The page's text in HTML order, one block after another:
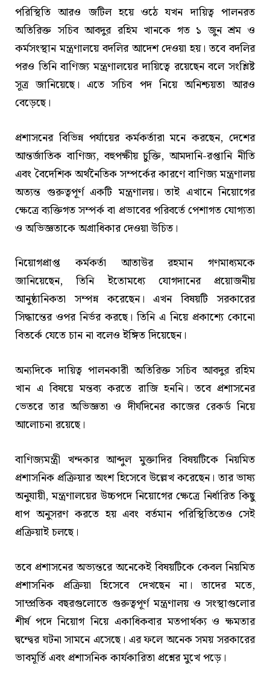
পরিস্থিতি আরও জটিল হয়ে ওঠে যখন দায়িত্ব পালনরত
অতিরিক্ত সচিব আবদুর রহিম খানকে গত ১ জুন শ্রম ও
কর্মসংস্থান মন্ত্রণালয়ে বদলির আদেশ দেওয়া হয়। তবে বদলির
পরও তিনি বাণিজ্য মন্ত্রণালয়ের দায়িত্বে রয়েছেন বলে সংশ্লিষ্ট
সূত্র জানিয়েছে। এতে সচিব পদ নিয়ে অনিশ্চয়তা আরও
বেড়েছে।
প্রশাসনের বিভিন্ন পর্যায়ের কর্মকর্তারা মনে করছেন, দেশের
আন্তর্জাতিক বাণিজ্য, বহুপক্ষীয় চুক্তি, আমদানি-রপ্তানি নীতি
এবং বৈদেশিক অর্থনৈতিক সম্পর্কের কারণে বাণিজ্য মন্ত্রণালয়
অত্যন্ত গুরুত্বপূর্ণ একটি মন্ত্রণালয়। তাই এখানে নিয়োগের
ক্ষেত্রে ব্যক্তিগত সম্পর্ক বা প্রভাবের পরিবর্তে পেশাগত যোগ্যতা
ও অভিজ্ঞতাকে অগ্রাধিকার দেওয়া উচিত।
নিয়োগপ্রাপ্ত কর্মকর্তা আতাউর রহমান গণমাধ্যমকে
জানিয়েছেন, তিনি ইতোমধ্যে যোগদানের প্রয়োজনীয়
আনুষ্ঠানিকতা সম্পন্ন করেছেন। এখন বিষয়টি সরকারের
সিদ্ধান্তের ওপর নির্ভর করছে। তিনি এ নিয়ে প্রকাশ্যে কোনো
বিতর্কে যেতে চান না বলেও ইঙ্গিত দিয়েছেন।
অন্যদিকে দায়িত্ব পালনকারী অতিরিক্ত সচিব আবদুর রহিম
খান এ বিষয়ে মন্তব্য করতে রাজি হননি। তবে প্রশাসনের
ভেতরে তার অভিজ্ঞতা ও দীর্ঘদিনের কাজের রেকর্ড নিয়ে
আলোচনা রয়েছে।
বাণিজ্যমন্ত্রী খন্দকার আব্দুল মুক্তাদির বিষয়টিকে নিয়মিত
প্রশাসনিক প্রক্রিয়ার অংশ হিসেবে উল্লেখ করেছেন। তার ভাষ্য
অনুযায়ী, মন্ত্রণালয়ের উচ্চপদে নিয়োগের ক্ষেত্রে নির্ধারিত কিছু
ধাপ অনুসরণ করতে হয় এবং বর্তমান পরিস্থিতিতেও সেই
প্রক্রিয়াই চলছে।
তবে প্রশাসনের অভ্যন্তরে অনেকেই বিষয়টিকে কেবল নিয়মিত
প্রশাসনিক প্রক্রিয়া হিসেবে দেখছেন না। তাদের মতে,
সাম্প্রতিক বছরগুলোতে গুরুত্বপূর্ণ মন্ত্রণালয় ও সংস্থাগুলোর
শীর্ষ পদে নিয়োগ নিয়ে একাধিকবার মতপার্থক্য ও ক্ষমতার
দ্বন্দ্বের ঘটনা সামনে এসেছে। এর ফলে অনেক সময় সরকারের
ভাবমূর্তি এবং প্রশাসনিক কার্যকারিতা প্রশ্নের মুখে পড়ে।